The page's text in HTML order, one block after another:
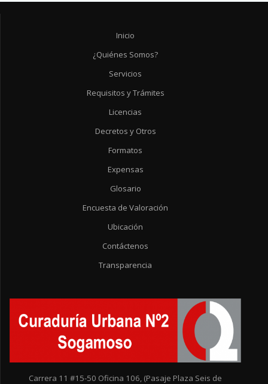
Inicio
¿Quiénes Somos?
Servicios
Requisitos y Trámites
Licencias
Decretos y Otros
Formatos
Expensas
Glosario
Encuesta de Valoración
Ubicación
Contáctenos
Transparencia
Carrera 11 #15-50 Oficina 106, (Pasaje Plaza Seis de